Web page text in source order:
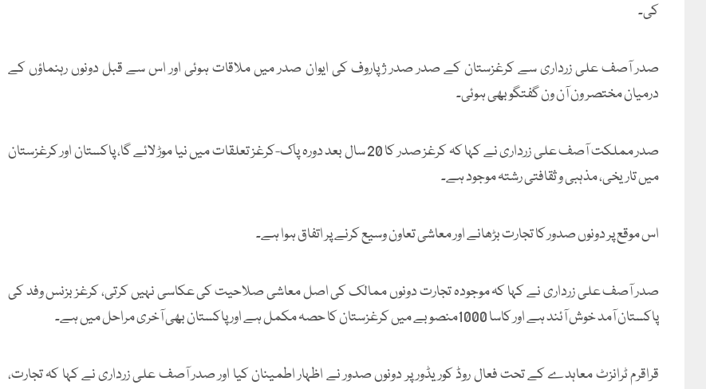
کی۔
صدر آصف علی زرداری سے کرغزستان کے صدر صدر ژپاروف کی ایوان صدر میں ملاقات ہوئی اور اس سے قبل دونوں رہنماؤں کے
درمیان مختصر ون آن ون گفتگو بھی ہوئی۔
صدر مملکت آصف علی زرداری نے کہا کہ کرغز صدر کا 20 سال بعد دورہ پاک-کرغز تعلقات میں نیا موڑ لائے گا، پاکستان اور کرغزستان
میں تاریخی، مذہبی و ثقافتی رشتہ موجود ہے۔
اس موقع پر دونوں صدور کا تجارت بڑھانے اور معاشی تعاون وسیع کرنے پر اتفاق ہوا ہے۔
صدر آصف علی زرداری نے کہا کہ موجودہ تجارت دونوں ممالک کی اصل معاشی صلاحیت کی عکاسی نہیں کرتی، کرغز بزنس وفد کی
پاکستان آمد خوش آئند ہے اور کاسا 1000منصوبے میں کرغزستان کا حصہ مکمل ہے اور پاکستان بھی آخری مراحل میں ہے۔
قراقرم ٹرانزٹ معاہدے کے تحت فعال روڈ کوریڈور پر دونوں صدور نے اظہار اطمینان کیا اور صدر آصف علی زرداری نے کہا کہ تجارت،